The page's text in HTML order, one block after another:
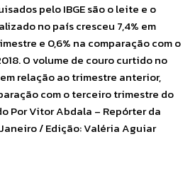
pelo IBGE são o leite e o
no país cresceu 7,4% em
e 0,6% na comparação com o
O volume de couro curtido no
relação ao trimestre anterior,
com o terceiro trimestre do
Por Vitor Abdala – Repórter da
/ Edição: Valéria Aguiar